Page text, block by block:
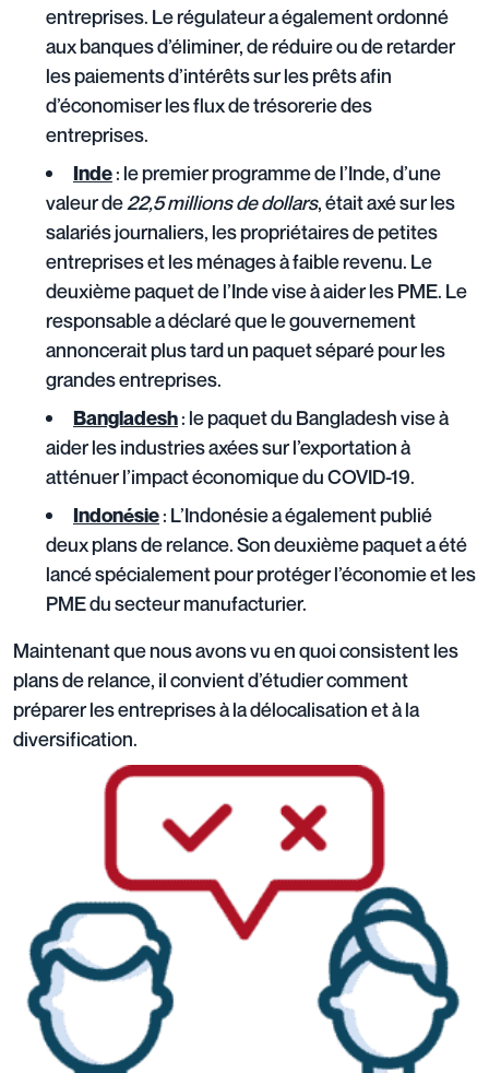
entreprises. Le régulateur a également ordonné
aux banques d’éliminer, de réduire ou de retarder
les paiements d’intérêts sur les prêts afin
d’économiser les flux de trésorerie des
entreprises.
Inde: le premier programme de l’Inde, d’une
valeur de22,5 millions de dollars, était axé sur les
salariés journaliers, les propriétaires de petites
entreprises et les ménages à faible revenu. Le
deuxième paquet de l’Inde vise à aider les PME. Le
responsable a déclaré que le gouvernement
annoncerait plus tard un paquet séparé pour les
grandes entreprises.
Bangladesh: le paquet du Bangladesh vise à
aider les industries axées surl’exportationà
atténuer l’impact économique du COVID-19.
Indonésie: L’Indonésie a également publié
deux plans de relance. Son deuxième paquet a été
lancé spécialement pour protéger l’économie et les
PME du secteur manufacturier.
Maintenant que nous avons vu en quoi consistent les
plans de relance, il convient d’étudier comment
préparer les entreprises à la délocalisation et à la
diversification.